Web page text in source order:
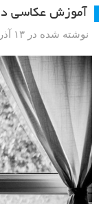
آموزش عکاسی
نوشته شده در ۱۳ آذر ۱۳۹۷